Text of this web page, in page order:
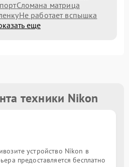
Сломана матрица
Не работает вспышка
еще
техники Nikon
устройство Nikon в
предоставляется бесплатно